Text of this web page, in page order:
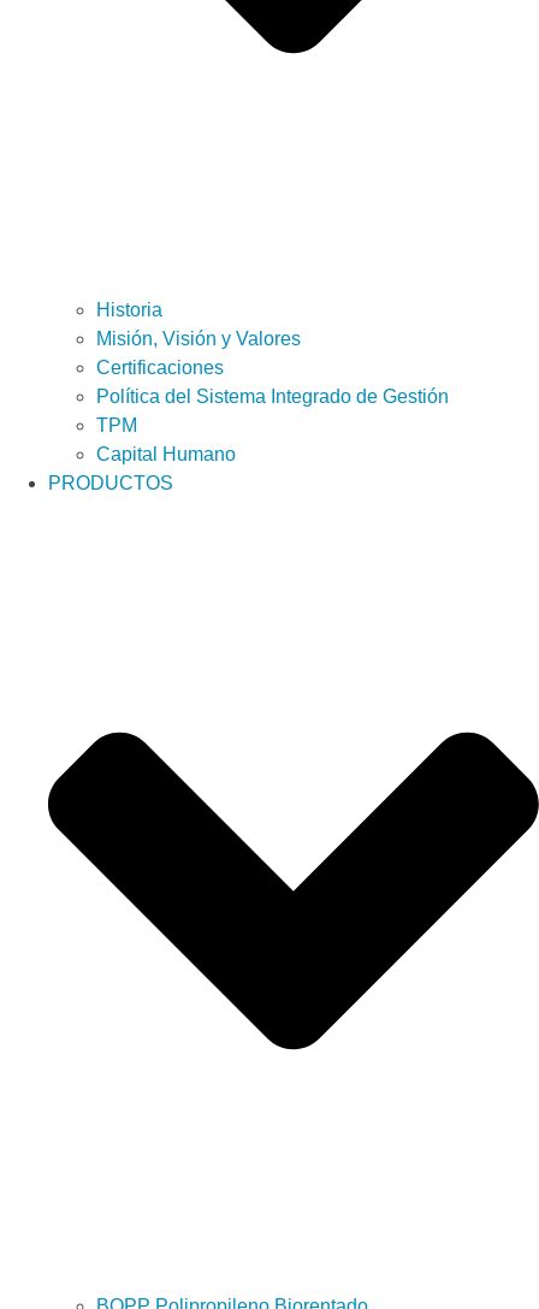
Historia
Misión, Visión y Valores
Certificaciones
Política del Sistema Integrado de Gestión
TPM
Capital Humano
PRODUCTOS